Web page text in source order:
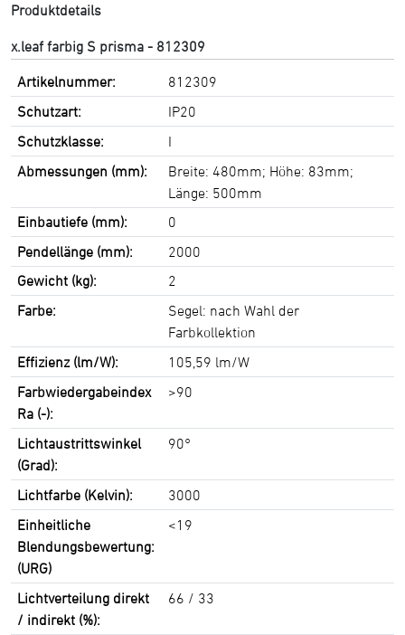
Produktdetails
x.leaf farbig S prisma - 812309
Artikelnummer:
812309
Schutzart:
IP20
Schutzklasse:
I
Abmessungen (mm):
Breite: 480mm; Höhe: 83mm;
Länge: 500mm
Einbautiefe (mm):
0
Pendellänge (mm):
2000
Gewicht (kg):
2
Farbe:
Segel: nach Wahl der
Farbkollektion
Effizienz (lm/W):
105,59 lm/W
Farbwiedergabeindex
Ra (-):
>90
Lichtaustrittswinkel
(Grad):
90°
Lichtfarbe (Kelvin):
3000
Einheitliche
Blendungsbewertung:
(URG)
<19
Lichtverteilung direkt
/ indirekt (%):
66 / 33